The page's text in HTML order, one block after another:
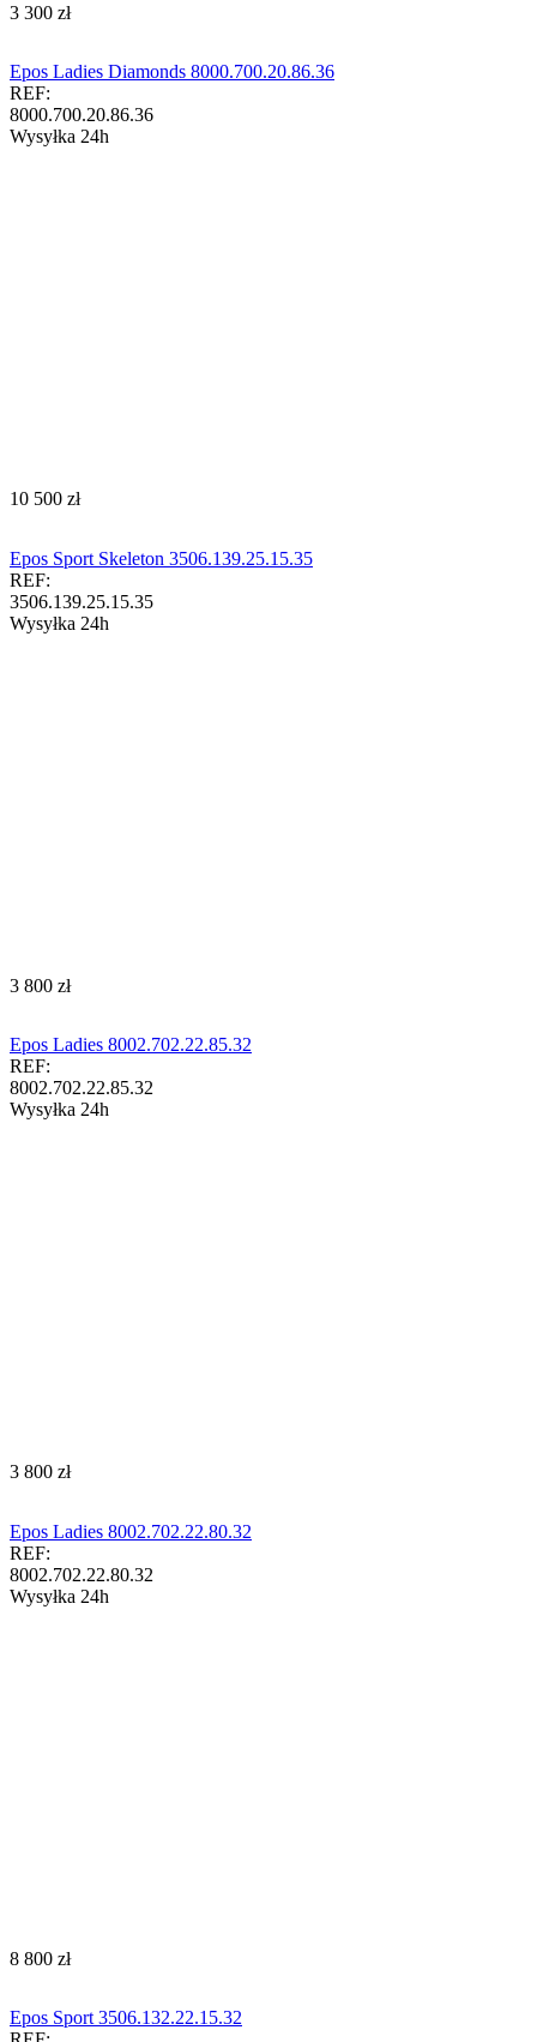
‍3 300‍ zł
Epos Ladies Diamonds 8000.700.20.86.36
REF:
8000.700.20.86.36
Wysyłka 24h
‍10 500‍ zł
Epos Sport Skeleton 3506.139.25.15.35
REF:
3506.139.25.15.35
Wysyłka 24h
‍3 800‍ zł
Epos Ladies 8002.702.22.85.32
REF:
8002.702.22.85.32
Wysyłka 24h
‍3 800‍ zł
Epos Ladies 8002.702.22.80.32
REF:
8002.702.22.80.32
Wysyłka 24h
‍8 800‍ zł
Epos Sport 3506.132.22.15.32